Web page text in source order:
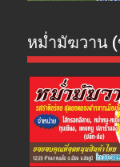
หม่ำมัฆวาน